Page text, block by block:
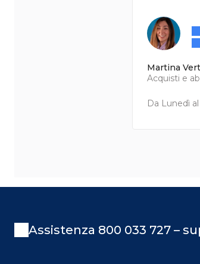
Martina
Acquisti e
Da Lunedì
Assistenza 800 033 727 –